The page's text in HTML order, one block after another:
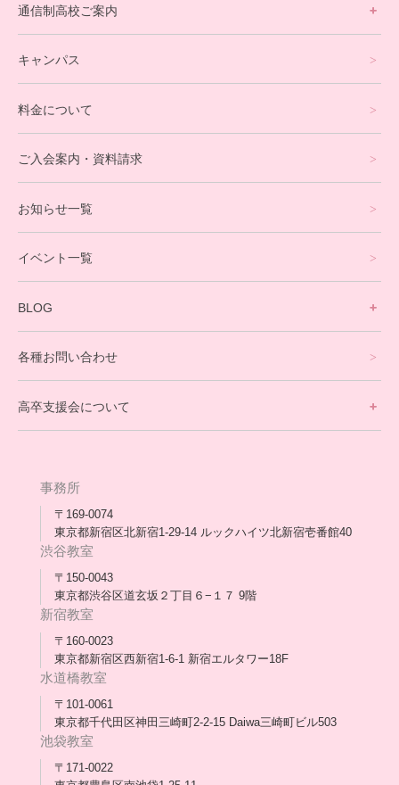
通信制高校ご案内
オンラインコース
eスポーツコース
就労支援コース
英会話・海外留学コース
寮生活サポート
卒業生の今
アウトリーチ支援
[家庭訪問カウンセリング]
キャンパス
料金について
ご入会案内・資料請求
お知らせ一覧
イベント一覧
BLOG
保護者交流だより一覧
会長コラム一覧
各種お問い合わせ
高卒支援会について
メディア出演
スタッフ紹介
合格・進路実績
協力団体
理事長・会長あいさつ
保護者会
採用情報
事務所
〒169-0074
東京都新宿区北新宿1-29-14 ルックハイツ北新宿壱番館40
渋谷教室
〒150-0043
東京都渋谷区道玄坂２丁目６−１７ 9階
新宿教室
〒160-0023
東京都新宿区西新宿1-6-1 新宿エルタワー18F
水道橋教室
〒101-0061
東京都千代田区神田三崎町2-2-15 Daiwa三崎町ビル503
池袋教室
〒171-0022